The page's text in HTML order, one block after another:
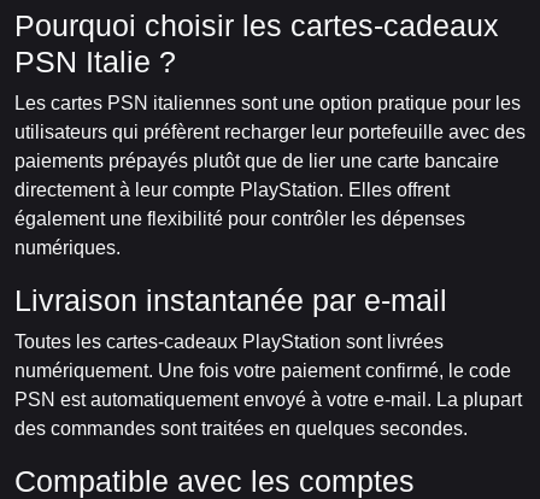
Pourquoi choisir les cartes-cadeaux
PSN Italie ?
Les cartes PSN italiennes sont une option pratique pour les
utilisateurs qui préfèrent recharger leur portefeuille avec des
paiements prépayés plutôt que de lier une carte bancaire
directement à leur compte PlayStation. Elles offrent
également une flexibilité pour contrôler les dépenses
numériques.
Livraison instantanée par e-mail
Toutes les cartes-cadeaux PlayStation sont livrées
numériquement. Une fois votre paiement confirmé, le code
PSN est automatiquement envoyé à votre e-mail. La plupart
des commandes sont traitées en quelques secondes.
Compatible avec les comptes